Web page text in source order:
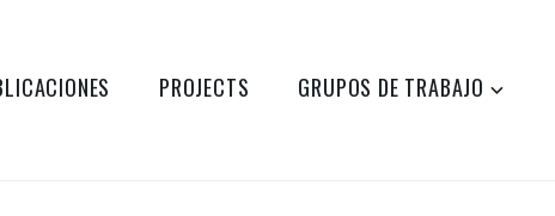
PROJECTS GRUPOS DE TRABAJO